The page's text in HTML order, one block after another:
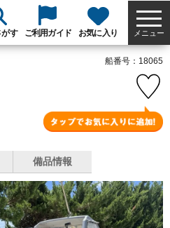
がす ご利用ガイド お気に入り メニュー
船番号：18065
備品情報